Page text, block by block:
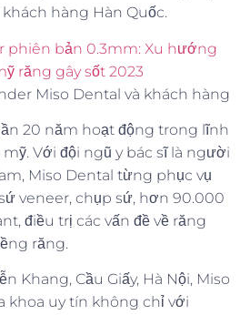
hàng Hàn Quốc.
Miso Dental và khách hàng
20 năm hoạt động trong lĩnh
Với đội ngũ y bác sĩ là người
Miso Dental từng phục vụ
veneer, chụp sứ, hơn 90.000
điều trị các vấn đề về răng
răng.
Khang, Cầu Giấy, Hà Nội, Miso
khoa uy tín không chỉ với